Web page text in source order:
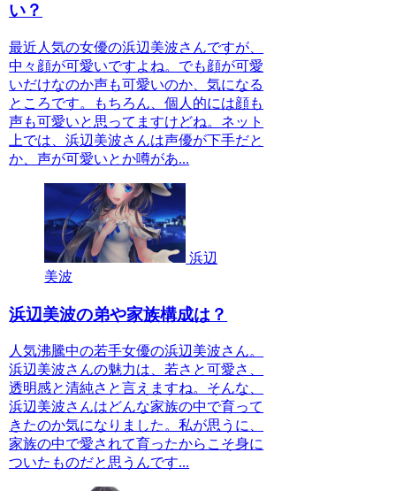
い？
最近人気の女優の浜辺美波さんですが、
中々顔が可愛いですよね。でも顔が可愛
いだけなのか声も可愛いのか、気になる
ところです。もちろん、個人的には顔も
声も可愛いと思ってますけどね。ネット
上では、浜辺美波さんは声優が下手だと
か、声が可愛いとか噂があ...
浜辺
美波
浜辺美波の弟や家族構成は？
人気沸騰中の若手女優の浜辺美波さん。
浜辺美波さんの魅力は、若さと可愛さ、
透明感と清純さと言えますね。そんな、
浜辺美波さんはどんな家族の中で育って
きたのか気になりました。私が思うに、
家族の中で愛されて育ったからこそ身に
ついたものだと思うんです...